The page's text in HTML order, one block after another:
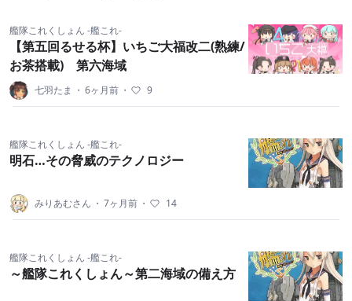
艦隊これくしょん -艦これ-
【第五回るせる杯】いちご大福改二(熟練/
お茶搭載) 第六海域
七羽たま ・ 6ヶ月前 ・ 9
艦隊これくしょん -艦これ-
明石…その脅威のテクノロジー
みりあむさん ・ 7ヶ月前 ・ 14
艦隊これくしょん -艦これ-
～艦隊これくしょん～第二海域の備え方